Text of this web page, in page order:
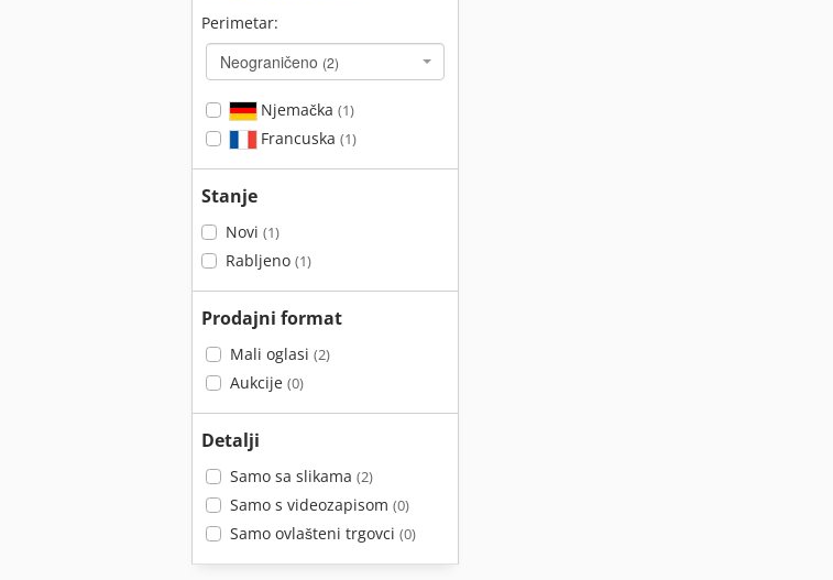
Perimetar:
Neograničeno (2)
Njemačka (1)
Francuska (1)
Stanje
Novi (1)
Rabljeno (1)
Prodajni format
Mali oglasi (2)
Aukcije (0)
Detalji
Samo sa slikama (2)
Samo s videozapisom (0)
Samo ovlašteni trgovci (0)